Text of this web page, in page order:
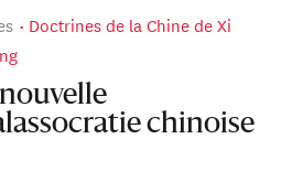
Doctrines de la Chine de Xi
chinoise